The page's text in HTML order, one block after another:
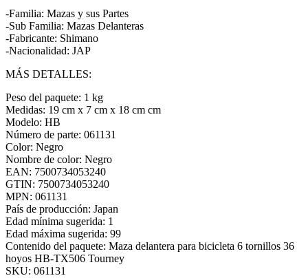
-Familia: Mazas y sus Partes
-Sub Familia: Mazas Delanteras
-Fabricante: Shimano
-Nacionalidad: JAP
MÁS DETALLES:
Peso del paquete: 1 kg
Medidas: 19 cm x 7 cm x 18 cm cm
Modelo: HB
Número de parte: 061131
Color: Negro
Nombre de color: Negro
EAN: 7500734053240
GTIN: 7500734053240
MPN: 061131
País de producción: Japan
Edad mínima sugerida: 1
Edad máxima sugerida: 99
Contenido del paquete: Maza delantera para bicicleta 6 tornillos 36
hoyos HB-TX506 Tourney
SKU: 061131